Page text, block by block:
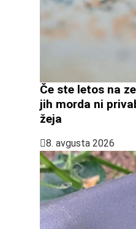
Če ste letos na
jih morda ni
žeja
8. avgusta 2026